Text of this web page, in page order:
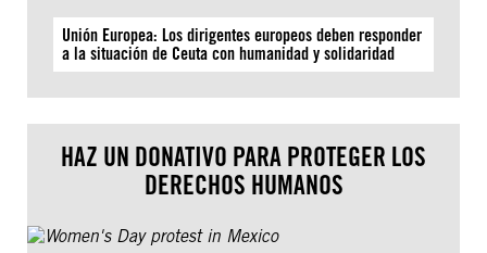
Unión Europea: Los dirigentes europeos deben responder
a la situación de Ceuta con humanidad y solidaridad
HAZ UN DONATIVO PARA PROTEGER LOS
DERECHOS HUMANOS